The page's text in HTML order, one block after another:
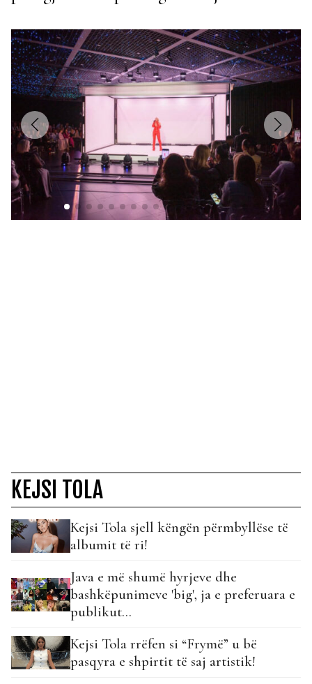
KEJSI TOLA
Kejsi Tola sjell këngën përmbyllëse të
albumit të ri!
Java e më shumë hyrjeve dhe
bashkëpunimeve 'big', ja e preferuara e
publikut...
Kejsi Tola rrëfen si “Frymë” u bë
pasqyra e shpirtit të saj artistik!